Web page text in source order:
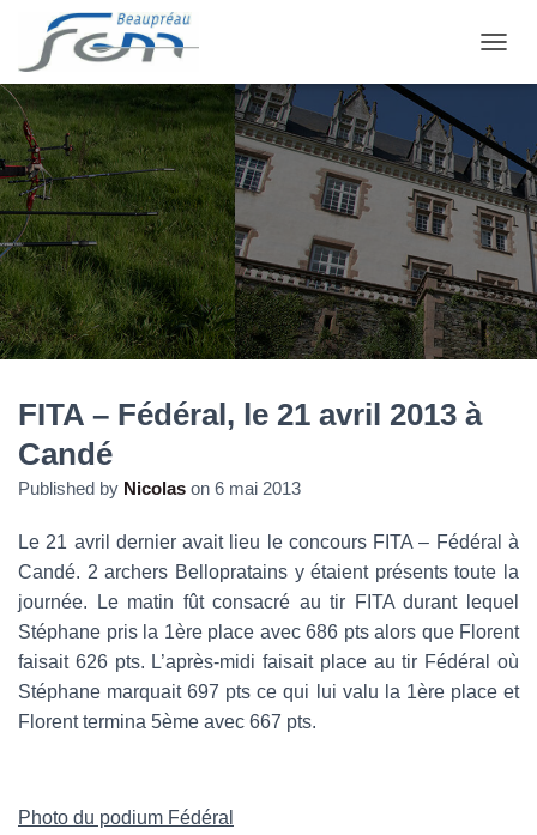
FITA – Fédéral, le 21 avril 2013 à
Candé
Published by Nicolas on 6 mai 2013
Le 21 avril dernier avait lieu le concours FITA – Fédéral à
Candé. 2 archers Bellopratains y étaient présents toute la
journée. Le matin fût consacré au tir FITA durant lequel
Stéphane pris la 1ère place avec 686 pts alors que Florent
faisait 626 pts. L’après-midi faisait place au tir Fédéral où
Stéphane marquait 697 pts ce qui lui valu la 1ère place et
Florent termina 5ème avec 667 pts.
Photo du podium Fédéral